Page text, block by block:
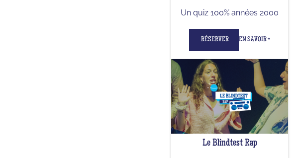
Un quiz 100% années 2000
RÉSERVER EN SAVOIR +
Le Blindtest Rap